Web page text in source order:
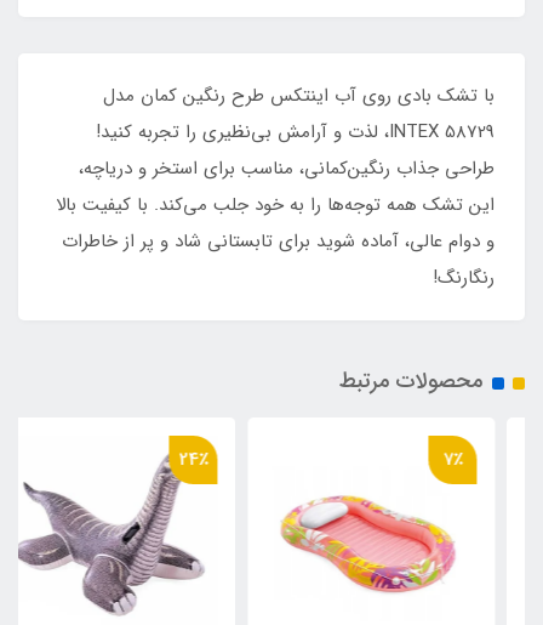
با تشک بادی روی آب اینتکس طرح رنگین کمان مدل
INTEX 58729، لذت و آرامش بی‌نظیری را تجربه کنید!
طراحی جذاب رنگین‌کمانی، مناسب برای استخر و دریاچه،
این تشک همه توجه‌ها را به خود جلب می‌کند. با کیفیت بالا
و دوام عالی، آماده شوید برای تابستانی شاد و پر از خاطرات
رنگارنگ!
محصولات مرتبط
7٪ 24٪